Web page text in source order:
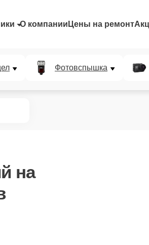
О компании Цены на ремонт
Фотовспышка
на